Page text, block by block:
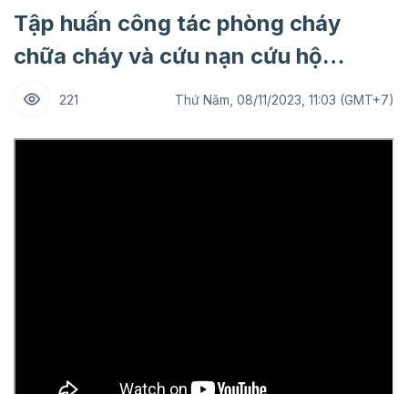
Tập huấn công tác phòng cháy
chữa cháy và cứu nạn cứu hộ…
221 Thứ Năm, 08/11/2023, 11:03 (GMT+7)